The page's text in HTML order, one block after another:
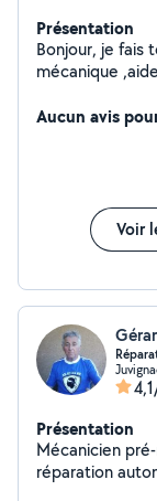
Présentation
Bonjour, je
mécanique
Molosse.
Aucun avis
Voir
Présentation
Mécanicien
réparation